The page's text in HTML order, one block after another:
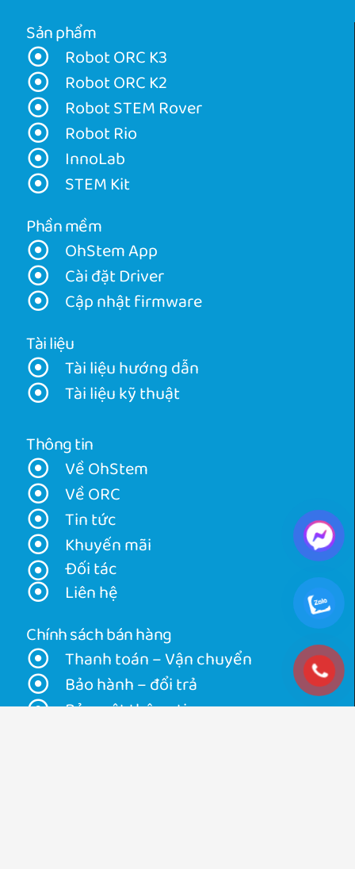
Sản phẩm
Robot ORC K3
Robot ORC K2
Robot STEM Rover
Robot Rio
InnoLab
STEM Kit
Phần mềm
OhStem App
Cài đặt Driver
Cập nhật firmware
Tài liệu
Tài liệu hướng dẫn
Tài liệu kỹ thuật
Thông tin
Về OhStem
Về ORC
Tin tức
Khuyến mãi
Đối tác
Liên hệ
Chính sách bán hàng
Thanh toán – Vận chuyển
Bảo hành – đổi trả
Bảo mật thông tin